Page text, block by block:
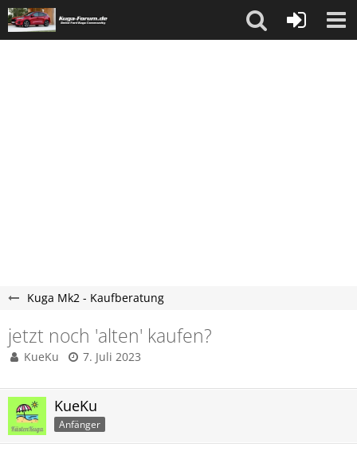
Kuga Mk2 - Kaufberatung
jetzt noch 'alten' kaufen?
KueKu 7. Juli 2023
KueKu
Anfänger